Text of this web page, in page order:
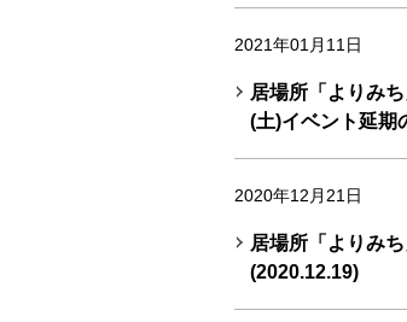
2021年01月11日
居場所「よりみ
(土)イベント延期
2020年12月21日
居場所「よりみ
(2020.12.19)